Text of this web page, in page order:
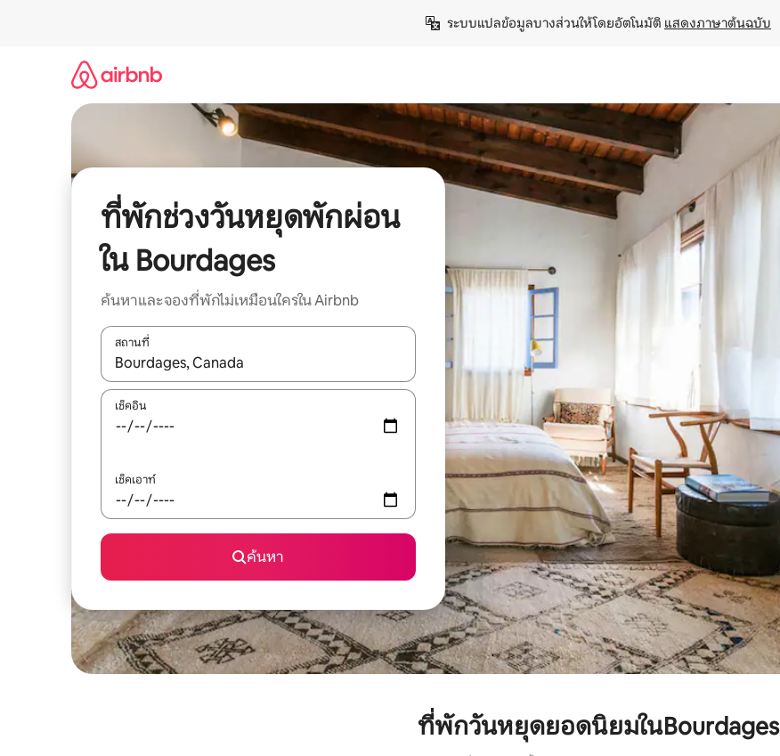
ระบบแปลข้อมูลบางส่วนให้โดยอัตโนมัติ แสดงภาษาต้นฉบับ
ที่พักช่วงวันหยุดพักผ่อน
ใน Bourdages
ค้นหาและจองที่พักไม่เหมือนใครใน Airbnb
สถานที่
ใช้ลูกศรขึ้นลง หรือใช้การสัมผัสหรือปัด เพื่อสำรวจผลการค้นหา
เช็คอิน
เช็คเอาท์
ค้นหา
ที่พักวันหยุดยอดนิยมในBourdages